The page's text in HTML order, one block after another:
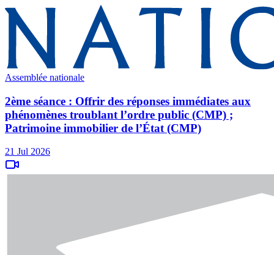
Assemblée nationale
2ème séance : Offrir des réponses immédiates aux
phénomènes troublant l’ordre public (CMP) ;
Patrimoine immobilier de l’État (CMP)
21 Jul 2026